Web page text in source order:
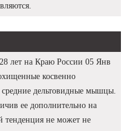
лет на Краю России 05 Янв
косвенно
дельтовидные мышцы.
ее дополнительно на
тенденция не может не